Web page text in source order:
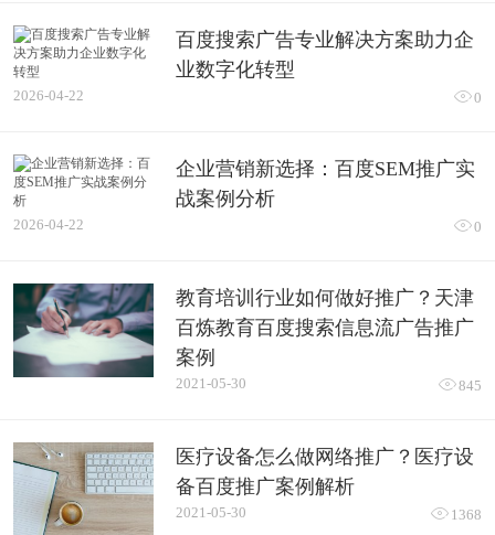
百度搜索广告专业解决方案助力企
业数字化转型
2026-04-22 0
企业营销新选择：百度SEM推广实
战案例分析
2026-04-22 0
教育培训行业如何做好推广？天津
百炼教育百度搜索信息流广告推广
案例
2021-05-30 845
医疗设备怎么做网络推广？医疗设
备百度推广案例解析
2021-05-30  1368